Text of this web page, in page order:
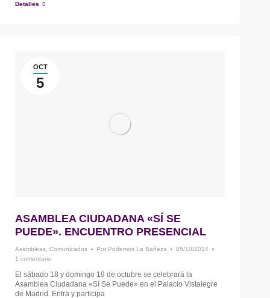
Detalles
OCT
5
ASAMBLEA CIUDADANA «SÍ SE
PUEDE». ENCUENTRO PRESENCIAL
Asambleas Comunicados Por Podemos La Bañeza
05/10/2014
1 comentario
El sábado 18 y domingo 19 de octubre se celebrará la
Asamblea Ciudadana «Sí Se Puede» en el Palacio Vistalegre
de Madrid. Entra y participa